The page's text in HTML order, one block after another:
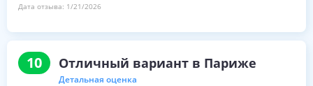
думаю, что номер был бы в полном порядке для 2
снять или разместить в душе.
В целом это место было фантастическим & определенно
Дата отзыва: 1/21/2026
10 Отличный вариант в Париже
Детальная оценка